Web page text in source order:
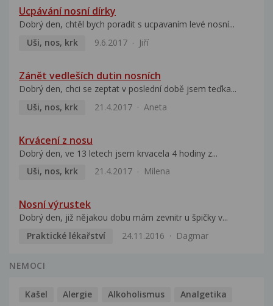
Ucpávání nosní dírky
Dobrý den, chtěl bych poradit s ucpavaním levé nosní...
Uši, nos, krk
9.6.2017 Jiří
Zánět vedleších dutin nosních
Dobrý den, chci se zeptat v poslední době jsem teďka...
Uši, nos, krk
21.4.2017 Aneta
Krvácení z nosu
Dobrý den, ve 13 letech jsem krvacela 4 hodiny z...
Uši, nos, krk
21.4.2017 Milena
Nosní výrustek
Dobrý den, již nějakou dobu mám zevnitr u špičky v...
Praktické lékařství
24.11.2016 Dagmar
NEMOCI
Kašel Alergie Alkoholismus
Analgetika